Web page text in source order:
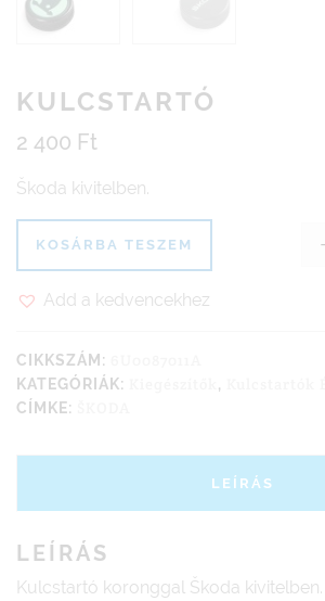
KULCSTARTÓ
2 400 Ft
Škoda kivitelben.
KOSÁRBA TESZEM
Add a kedvencekhez
CIKKSZÁM:
KATEGÓRIÁK: ,
CÍMKE:
LEÍRÁS
LEÍRÁS
Kulcstartó koronggal Škoda